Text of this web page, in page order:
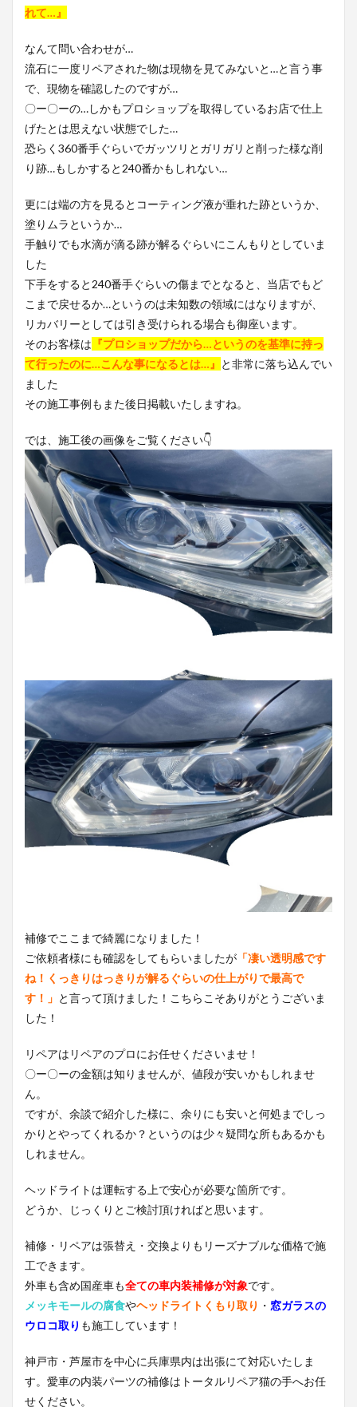
れて…』
なんて問い合わせが…
流石に一度リペアされた物は現物を見てみないと…と言う事
で、現物を確認したのですが…
〇ー〇ーの…しかもプロショップを取得しているお店で仕上
げたとは思えない状態でした…
恐らく360番手ぐらいでガッツリとガリガリと削った様な削
り跡…もしかすると240番かもしれない…
更には端の方を見るとコーティング液が垂れた跡というか、
塗りムラというか…
手触りでも水滴が滴る跡が解るぐらいにこんもりとしていま
した
下手をすると240番手ぐらいの傷までとなると、当店でもど
こまで戻せるか…というのは未知数の領域にはなりますが、
リカバリーとしては引き受けられる場合も御座います。
そのお客様は 『プロショップだから…というのを基準に持っ
て行ったのに…こんな事になるとは…』 と非常に落ち込んでい
ました
その施工事例もまた後日掲載いたしますね。
では、施工後の画像をご覧ください👇
補修でここまで綺麗になりました！
ご依頼者様にも確認をしてもらいましたが 「凄い透明感です
ね！くっきりはっきりが解るぐらいの仕上がりで最高で
す！」 と言って頂けました！こちらこそありがとうございま
した！
リペアはリペアのプロにお任せくださいませ！
〇ー〇ーの金額は知りませんが、値段が安いかもしれませ
ん。
ですが、余談で紹介した様に、余りにも安いと何処までしっ
かりとやってくれるか？というのは少々疑問な所もあるかも
しれません。
ヘッドライトは運転する上で安心が必要な箇所です。
どうか、じっくりとご検討頂ければと思います。
補修・リペアは張替え・交換よりもリーズナブルな価格で施
工できます。
外車も含め国産車も全ての車内装補修が対象です。
メッキモールの腐食やヘッドライトくもり取り ・ 窓ガラスの
ウロコ取り も施工しています！
神戸市・芦屋市を中心に兵庫県内は出張にて対応いたしま
す。愛車の内装パーツの補修はトータルリペア猫の手へお任
せください。